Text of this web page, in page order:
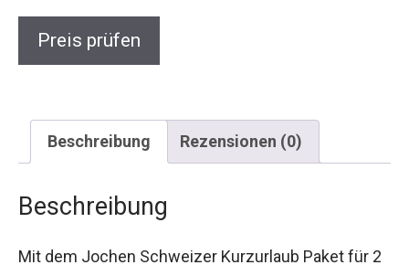
Preis prüfen
Beschreibung Rezensionen (0)
Beschreibung
Mit dem Jochen Schweizer Kurzurlaub Paket für